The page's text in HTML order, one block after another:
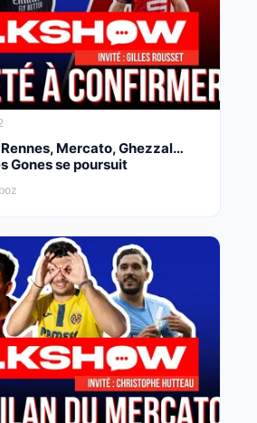
Mercato, Ghezzal…
Gones se poursuit